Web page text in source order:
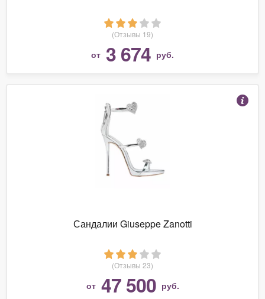
(Отзывы 19)
от 3 674 руб.
Сандалии Giuseppe Zanotti
(Отзывы 23)
от 47 500 руб.